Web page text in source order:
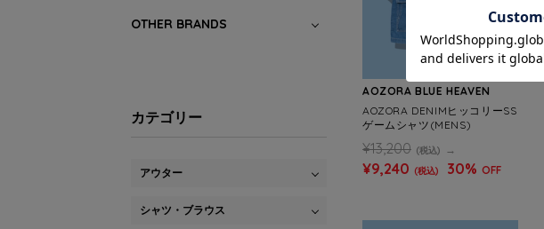
AOZORA BLUE HEAVEN
AOZORA DENIMヒッコリーSS
ゲームシャツ(MENS)
¥13,200 (税込)
¥9,240 (税込) 30% OFF
OTHER BRANDS
カテゴリー
アウター
シャツ・ブラウス